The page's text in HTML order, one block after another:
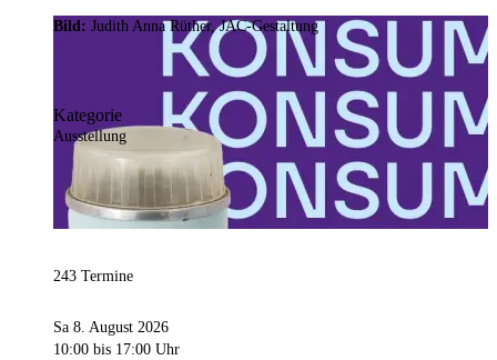
Bild: Judith Anna Rüther, JAC-Gestaltung
Kategorie
Ausstellung
243 Termine
Sa 8. August 2026
10:00 bis 17:00 Uhr